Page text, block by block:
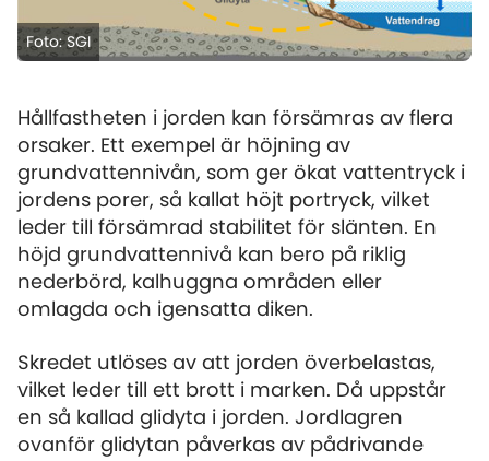
Foto: SGI
Hållfastheten i jorden kan försämras av flera
orsaker. Ett exempel är höjning av
grundvattennivån, som ger ökat vattentryck i
jordens porer, så kallat höjt portryck, vilket
leder till försämrad stabilitet för slänten. En
höjd grundvattennivå kan bero på riklig
nederbörd, kalhuggna områden eller
omlagda och igensatta diken.
Skredet utlöses av att jorden överbelastas,
vilket leder till ett brott i marken. Då uppstår
en så kallad glidyta i jorden. Jordlagren
ovanför glidytan påverkas av pådrivande